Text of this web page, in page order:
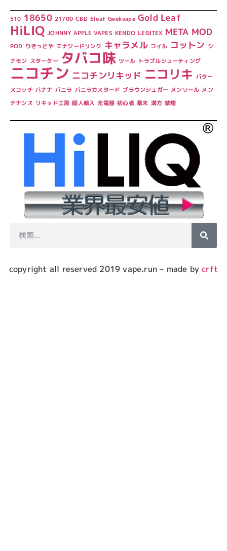
510 18650 21700 CBD Eleaf Geekvape Gold Leaf
HiLIQ JOHNNY APPLE VAPES KENDO LEGITEX META MOD
POD りきっどや エナジードリンク キャラメル コイル コットン シ
ナモン スターター タバコ味 ツール トラブルシューティング
ニコチン ニコチンリキッド ニコリキ
バター
スコッチ バナナ バニラ バニラカスタード ブラウンシュガー メンソール メン
テナンス リキッド工房 個人輸入 充電器 初心者 幕末 漢方 禁煙
copyright all reserved 2019 vape.run – made bycrft